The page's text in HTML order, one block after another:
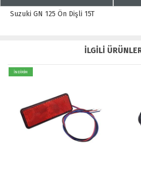
Suzuki GN 125 Ön Dişli 15T
İLGİLİ
İNDİRİM